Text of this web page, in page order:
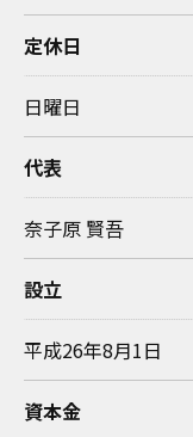
定休日
日曜日
代表
奈子原 賢吾
設立
平成26年8月1日
資本金